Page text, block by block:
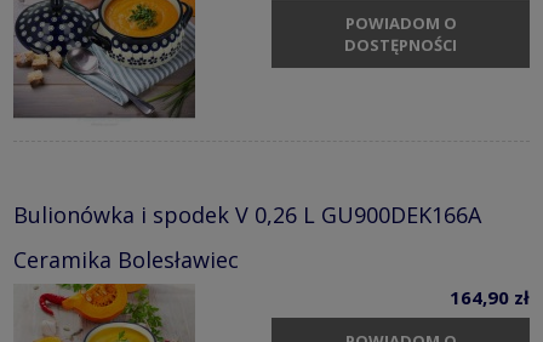
POWIADOM O
DOSTĘPNOŚCI
Bulionówka i spodek V 0,26 L GU900DEK166A
Ceramika Bolesławiec
164,90 zł